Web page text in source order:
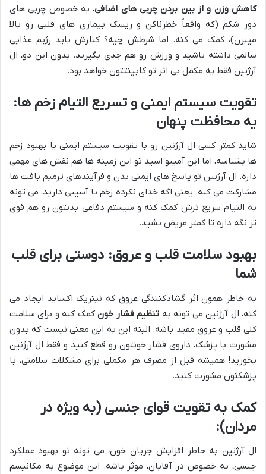
کاهش وزن و از بین بردن چربی های اضافی، به خصوص چربی های
دور شکم (که واقعاً خطرناکن و ریسک بیماری های قلبی رو بالا
میبرن)، کمک می کنه. اما شرطش چیه؟ کنارش باید رژیم غذایی
سالمی داشته باشید و ورزش رو هم جدی بگیرید. بدون این دو، ال
آرژنین فقط یه مکمل بی اثر تو کابینتتون خواهد بود.
تقویت سیستم ایمنی و تسریع التیام زخم ها:
یه محافظت پنهان
شاید کمتر کسی ال آرژنین رو با تقویت سیستم ایمنی یا بهبود زخم
ها بشناسه، اما این آمینو اسید تو این زمینه ها هم نقش های مهمی
داره. ال آرژنین تو پاسخ های ایمنی بدن و فرآیندهای ترمیم بافت ها
مشارکت می کنه. یعنی اگه خدای نکرده زخم یا آسیبی دارید، می تونه
به التیام سریع ترش کمک کنه و سیستم دفاعی بدنتون رو هم قوی
تر نگه داره تا کمتر مریض بشید.
بهبود سلامت قلب و عروق: دوستی برای قلب
شما
به خاطر همون اثر گشادکنندگی عروق که نیتریک اکساید ایجاد می
کنه، ال آرژنین می تونه به تنظیم فشار خونکمک کنه و برای سلامت
کلی قلب و عروق مفید باشه. البته این به این معنی نیست که بدون
مشورت با پزشک، داروی فشار خونتون رو قطع کنید و فقط ال آرژنین
بخورید! همیشه قبل از مصرف هر مکملی برای مشکلات سلامتی، با
پزشکتون مشورت کنید.
کمک به تقویت قوای جنسی (به ویژه در
مردان):
ال آرژنین به خاطر افزایش جریان خون، می تونه تو بهبود عملکرد
جنسی، به خصوص در آقایان، موثر باشه. این موضوع به مکانیسم